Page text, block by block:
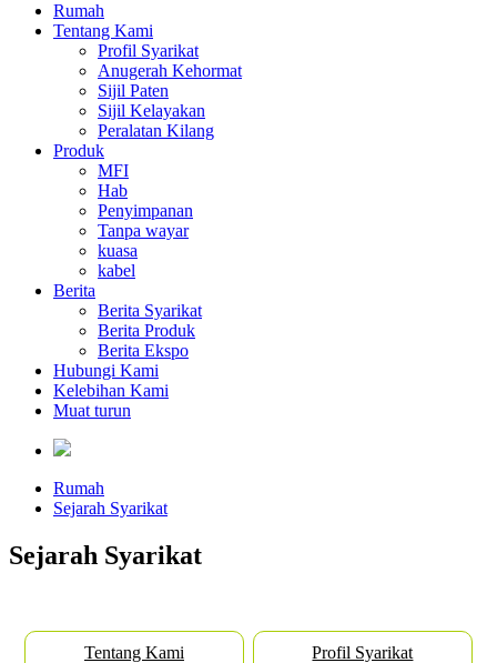
Rumah
Tentang Kami
Profil Syarikat
Anugerah Kehormat
Sijil Paten
Sijil Kelayakan
Peralatan Kilang
Produk
MFI
Hab
Penyimpanan
Tanpa wayar
kuasa
kabel
Berita
Berita Syarikat
Berita Produk
Berita Ekspo
Hubungi Kami
Kelebihan Kami
Muat turun
Rumah
Sejarah Syarikat
Sejarah Syarikat
Tentang Kami Profil Syarikat